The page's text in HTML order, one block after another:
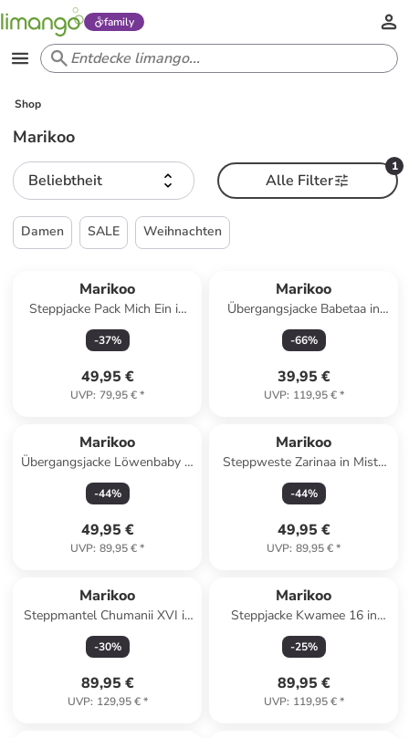
family
Shop
Marikoo
Beliebtheit
1
Alle Filter
Damen SALE Weihnachten
Marikoo
Steppjacke Pack Mich Ein in
Deep Red
-37%
49,95 €
UVP: 79,95 €*
Marikoo
Übergangsjacke Babetaa in
Black
-66%
39,95 €
UVP: 119,95 €*
Marikoo
Übergangsjacke Löwenbaby in
Gelb
-44%
49,95 €
UVP: 89,95 €*
Marikoo
Steppweste Zarinaa in Misty
Blue
-44%
49,95 €
UVP: 89,95 €*
Marikoo
Steppmantel Chumanii XVI in
Black
-30%
89,95 €
UVP: 129,95 €*
Marikoo
Steppjacke Kwamee 16 in
Taupe Grey
-25%
89,95 €
UVP: 119,95 €*